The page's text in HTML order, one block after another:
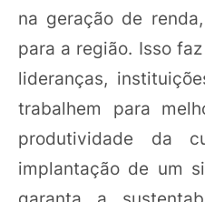
na geração de
para a região. Isso
lideranças,
trabalhem para
produtividade da
implantação de um